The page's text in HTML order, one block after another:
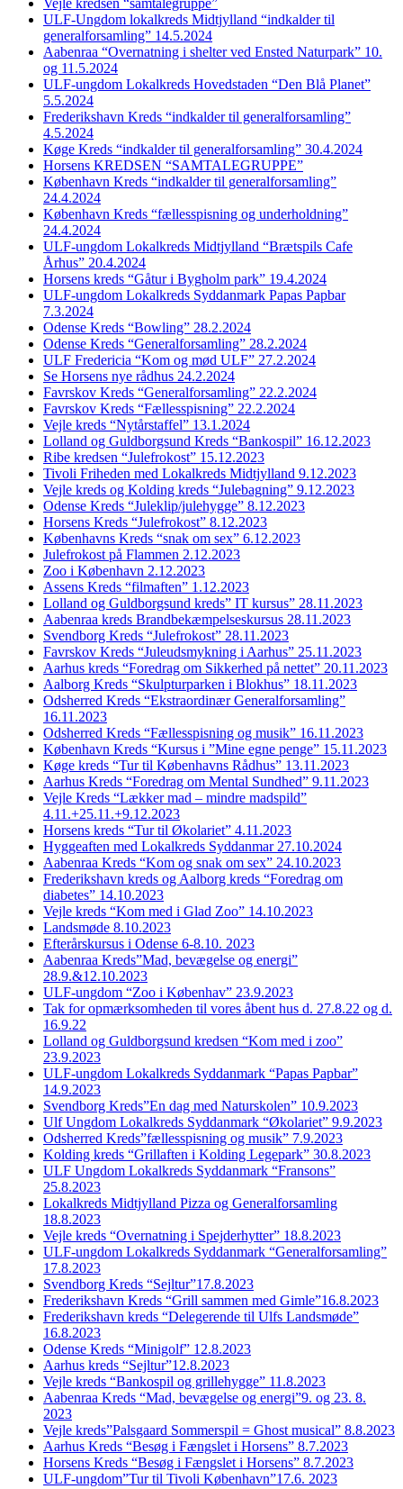
Vejle kredsen “samtalegruppe”
ULF-Ungdom lokalkreds Midtjylland “indkalder til
generalforsamling” 14.5.2024
Aabenraa “Overnatning i shelter ved Ensted Naturpark” 10.
og 11.5.2024
ULF-ungdom Lokalkreds Hovedstaden “Den Blå Planet”
5.5.2024
Frederikshavn Kreds “indkalder til generalforsamling”
4.5.2024
Køge Kreds “indkalder til generalforsamling” 30.4.2024
Horsens KREDSEN “SAMTALEGRUPPE”
København Kreds “indkalder til generalforsamling”
24.4.2024
København Kreds “fællesspisning og underholdning”
24.4.2024
ULF-ungdom Lokalkreds Midtjylland “Brætspils Cafe
Århus” 20.4.2024
Horsens kreds “Gåtur i Bygholm park” 19.4.2024
ULF-ungdom Lokalkreds Syddanmark Papas Papbar
7.3.2024
Odense Kreds “Bowling” 28.2.2024
Odense Kreds “Generalforsamling” 28.2.2024
ULF Fredericia “Kom og mød ULF” 27.2.2024
Se Horsens nye rådhus 24.2.2024
Favrskov Kreds “Generalforsamling” 22.2.2024
Favrskov Kreds “Fællesspisning” 22.2.2024
Vejle kreds “Nytårstaffel” 13.1.2024
Lolland og Guldborgsund Kreds “Bankospil” 16.12.2023
Ribe kredsen “Julefrokost” 15.12.2023
Tivoli Friheden med Lokalkreds Midtjylland 9.12.2023
Vejle kreds og Kolding kreds “Julebagning” 9.12.2023
Odense Kreds “Juleklip/julehygge” 8.12.2023
Horsens Kreds “Julefrokost” 8.12.2023
Københavns Kreds “snak om sex” 6.12.2023
Julefrokost på Flammen 2.12.2023
Zoo i København 2.12.2023
Assens Kreds “filmaften” 1.12.2023
Lolland og Guldborgsund kreds” IT kursus” 28.11.2023
Aabenraa kreds Brandbekæmpelseskursus 28.11.2023
Svendborg Kreds “Julefrokost” 28.11.2023
Favrskov Kreds “Juleudsmykning i Aarhus” 25.11.2023
Aarhus kreds “Foredrag om Sikkerhed på nettet” 20.11.2023
Aalborg Kreds “Skulpturparken i Blokhus” 18.11.2023
Odsherred Kreds “Ekstraordinær Generalforsamling”
16.11.2023
Odsherred Kreds “Fællesspisning og musik” 16.11.2023
København Kreds “Kursus i ”Mine egne penge” 15.11.2023
Køge kreds “Tur til Københavns Rådhus” 13.11.2023
Aarhus Kreds “Foredrag om Mental Sundhed” 9.11.2023
Vejle Kreds “Lækker mad – mindre madspild”
4.11.+25.11.+9.12.2023
Horsens kreds “Tur til Økolariet” 4.11.2023
Hyggeaften med Lokalkreds Syddanmar 27.10.2024
Aabenraa Kreds “Kom og snak om sex” 24.10.2023
Frederikshavn kreds og Aalborg kreds “Foredrag om
diabetes” 14.10.2023
Vejle kreds “Kom med i Glad Zoo” 14.10.2023
Landsmøde 8.10.2023
Efterårskursus i Odense 6-8.10. 2023
Aabenraa Kreds”Mad, bevægelse og energi”
28.9.&12.10.2023
ULF-ungdom “Zoo i Københav” 23.9.2023
Tak for opmærksomheden til vores åbent hus d. 27.8.22 og d.
16.9.22
Lolland og Guldborgsund kredsen “Kom med i zoo”
23.9.2023
ULF-ungdom Lokalkreds Syddanmark “Papas Papbar”
14.9.2023
Svendborg Kreds”En dag med Naturskolen” 10.9.2023
Ulf Ungdom Lokalkreds Syddanmark “Økolariet” 9.9.2023
Odsherred Kreds”fællesspisning og musik” 7.9.2023
Kolding kreds “Grillaften i Kolding Legepark” 30.8.2023
ULF Ungdom Lokalkreds Syddanmark “Fransons”
25.8.2023
Lokalkreds Midtjylland Pizza og Generalforsamling
18.8.2023
Vejle kreds “Overnatning i Spejderhytter” 18.8.2023
ULF-ungdom Lokalkreds Syddanmark “Generalforsamling”
17.8.2023
Svendborg Kreds “Sejltur”17.8.2023
Frederikshavn Kreds “Grill sammen med Gimle”16.8.2023
Frederikshavn kreds “Delegerende til Ulfs Landsmøde”
16.8.2023
Odense Kreds “Minigolf” 12.8.2023
Aarhus kreds “Sejltur”12.8.2023
Vejle kreds “Bankospil og grillehygge” 11.8.2023
Aabenraa Kreds “Mad, bevægelse og energi”9. og 23. 8.
2023
Vejle kreds”Palsgaard Sommerspil = Ghost musical” 8.8.2023
Aarhus Kreds “Besøg i Fængslet i Horsens” 8.7.2023
Horsens Kreds “Besøg i Fængslet i Horsens” 8.7.2023
ULF-ungdom”Tur til Tivoli København”17.6. 2023